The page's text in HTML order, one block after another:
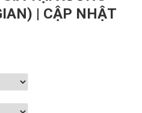
| CẬP NHẬT